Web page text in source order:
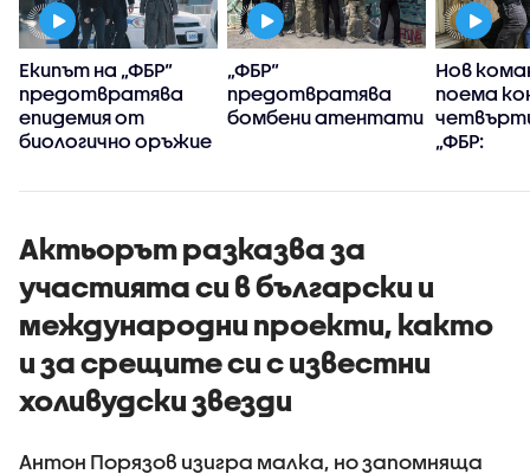
Екипът на „ФБР“
предотвратява
епидемия от
биологично оръжие
„ФБР“
предотвратява
бомбени атентати
Нов
поема
„ФБР:
Актьорът разказва за
участията си в български и
международни проекти, както
и за срещите си с известни
холивудски звезди
Антон Порязов изигра малка, но запомняща